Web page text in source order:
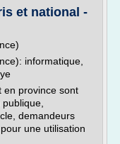
et national -
informatique,
en province sont
demandeurs
une utilisation